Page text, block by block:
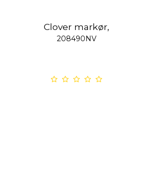
Clover markør,
208490NV